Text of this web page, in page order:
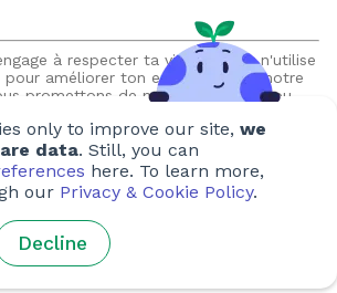
Créé par
Ward , Mira Lu Thai Le Minh Hoai
Airi Iris Ryu,Brandon Vodvarka,Nicole
,Jessica Dale
Heathcote
à respecter ta vie privée et n'utilise
améliorer ton expérience sur notre
promettons de ne jamais vendre ou
jamais contact avec toi sans y avoir été
invité.
only to improve our site, we
data. Still, you can
here. To learn more,
our Privacy & Cookie Policy.
Decline